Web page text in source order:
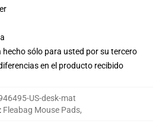
sólo para usted por su tercero
en el producto recibido
US-desk-mat
Fleabag Mouse Pads,